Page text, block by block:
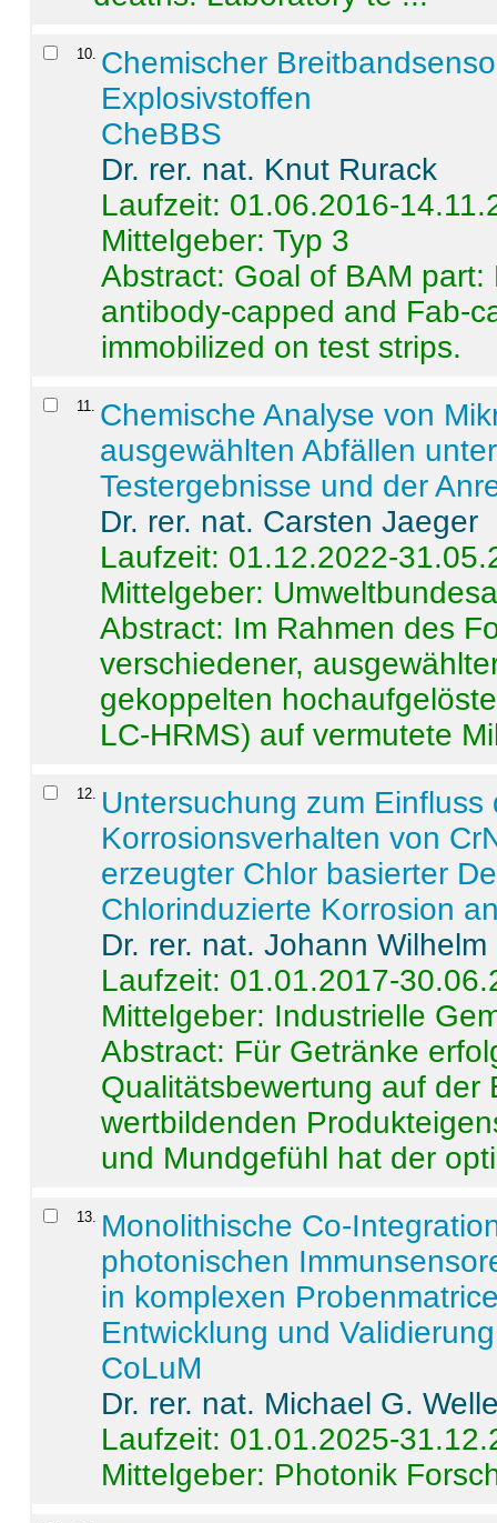
10 Chemischer
Explosivstoffen
CheBBS
Dr. rer. nat. Knut Rurack
Laufzeit: 01.06.2016-
Mittelgeber: Typ 3
Abstract: Goal of BAM
antibody-capped and Fab-
immobilized on test strips.
11
Chemische Analyse von
ausgewählten Abfällen
Testergebnisse und der
Dr. rer. nat. Carsten Jaeger
Laufzeit: 01.12.2022-
Mittelgeber:
Abstract: Im Rahmen des
verschiedener,
gekoppelten
LC-HRMS) auf vermutete
12
Untersuchung zum
Korrosionsverhalten von
erzeugter Chlor basierter
Chlorinduzierte Korrosion
Dr. rer. nat. Johann
Laufzeit: 01.01.2017-
Mittelgeber: Industrielle
Abstract: Für Getränke
Qualitätsbewertung auf der
wertbildenden
und Mundgefühl hat der
13
Monolithische Co-
photonischen
in komplexen
Entwicklung und
CoLuM
Dr. rer. nat. Michael G.
Laufzeit: 01.01.2025-
Mittelgeber: Photonik